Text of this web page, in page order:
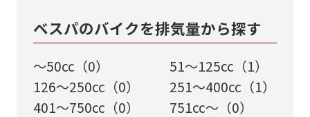
ベスパのバイクを排気量から探す
～50cc（0）
51～125cc（1）
126～250cc（0）
251～400cc（1）
401～750cc（0）
751cc～（0）
詳細を見る